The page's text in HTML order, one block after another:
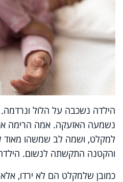
הילדה נשכבה על הלול ונרדמה.
נשמעה האזעקה. אמה הרימה
למקלט, ושמה לב שמשהו מאוד
והקטנה התקשתה לנשום.
כמובן שלמקלט הם לא ירדו,